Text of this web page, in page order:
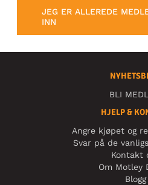
JEG ER ALLEREDE
INN
BLI
HJELP &
Angre kjøpet og
Svar på de
Kontakt
Om Motley
Blogg